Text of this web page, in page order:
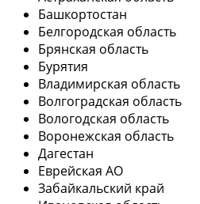
Башкортостан
Белгородская область
Брянская область
Бурятия
Владимирская область
Волгоградская область
Вологодская область
Воронежская область
Дагестан
Еврейская АО
Забайкальский край